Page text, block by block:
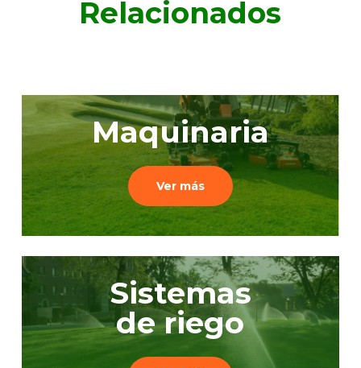
Relacionados
Maquinaria
Ver más
Sistemas
de riego